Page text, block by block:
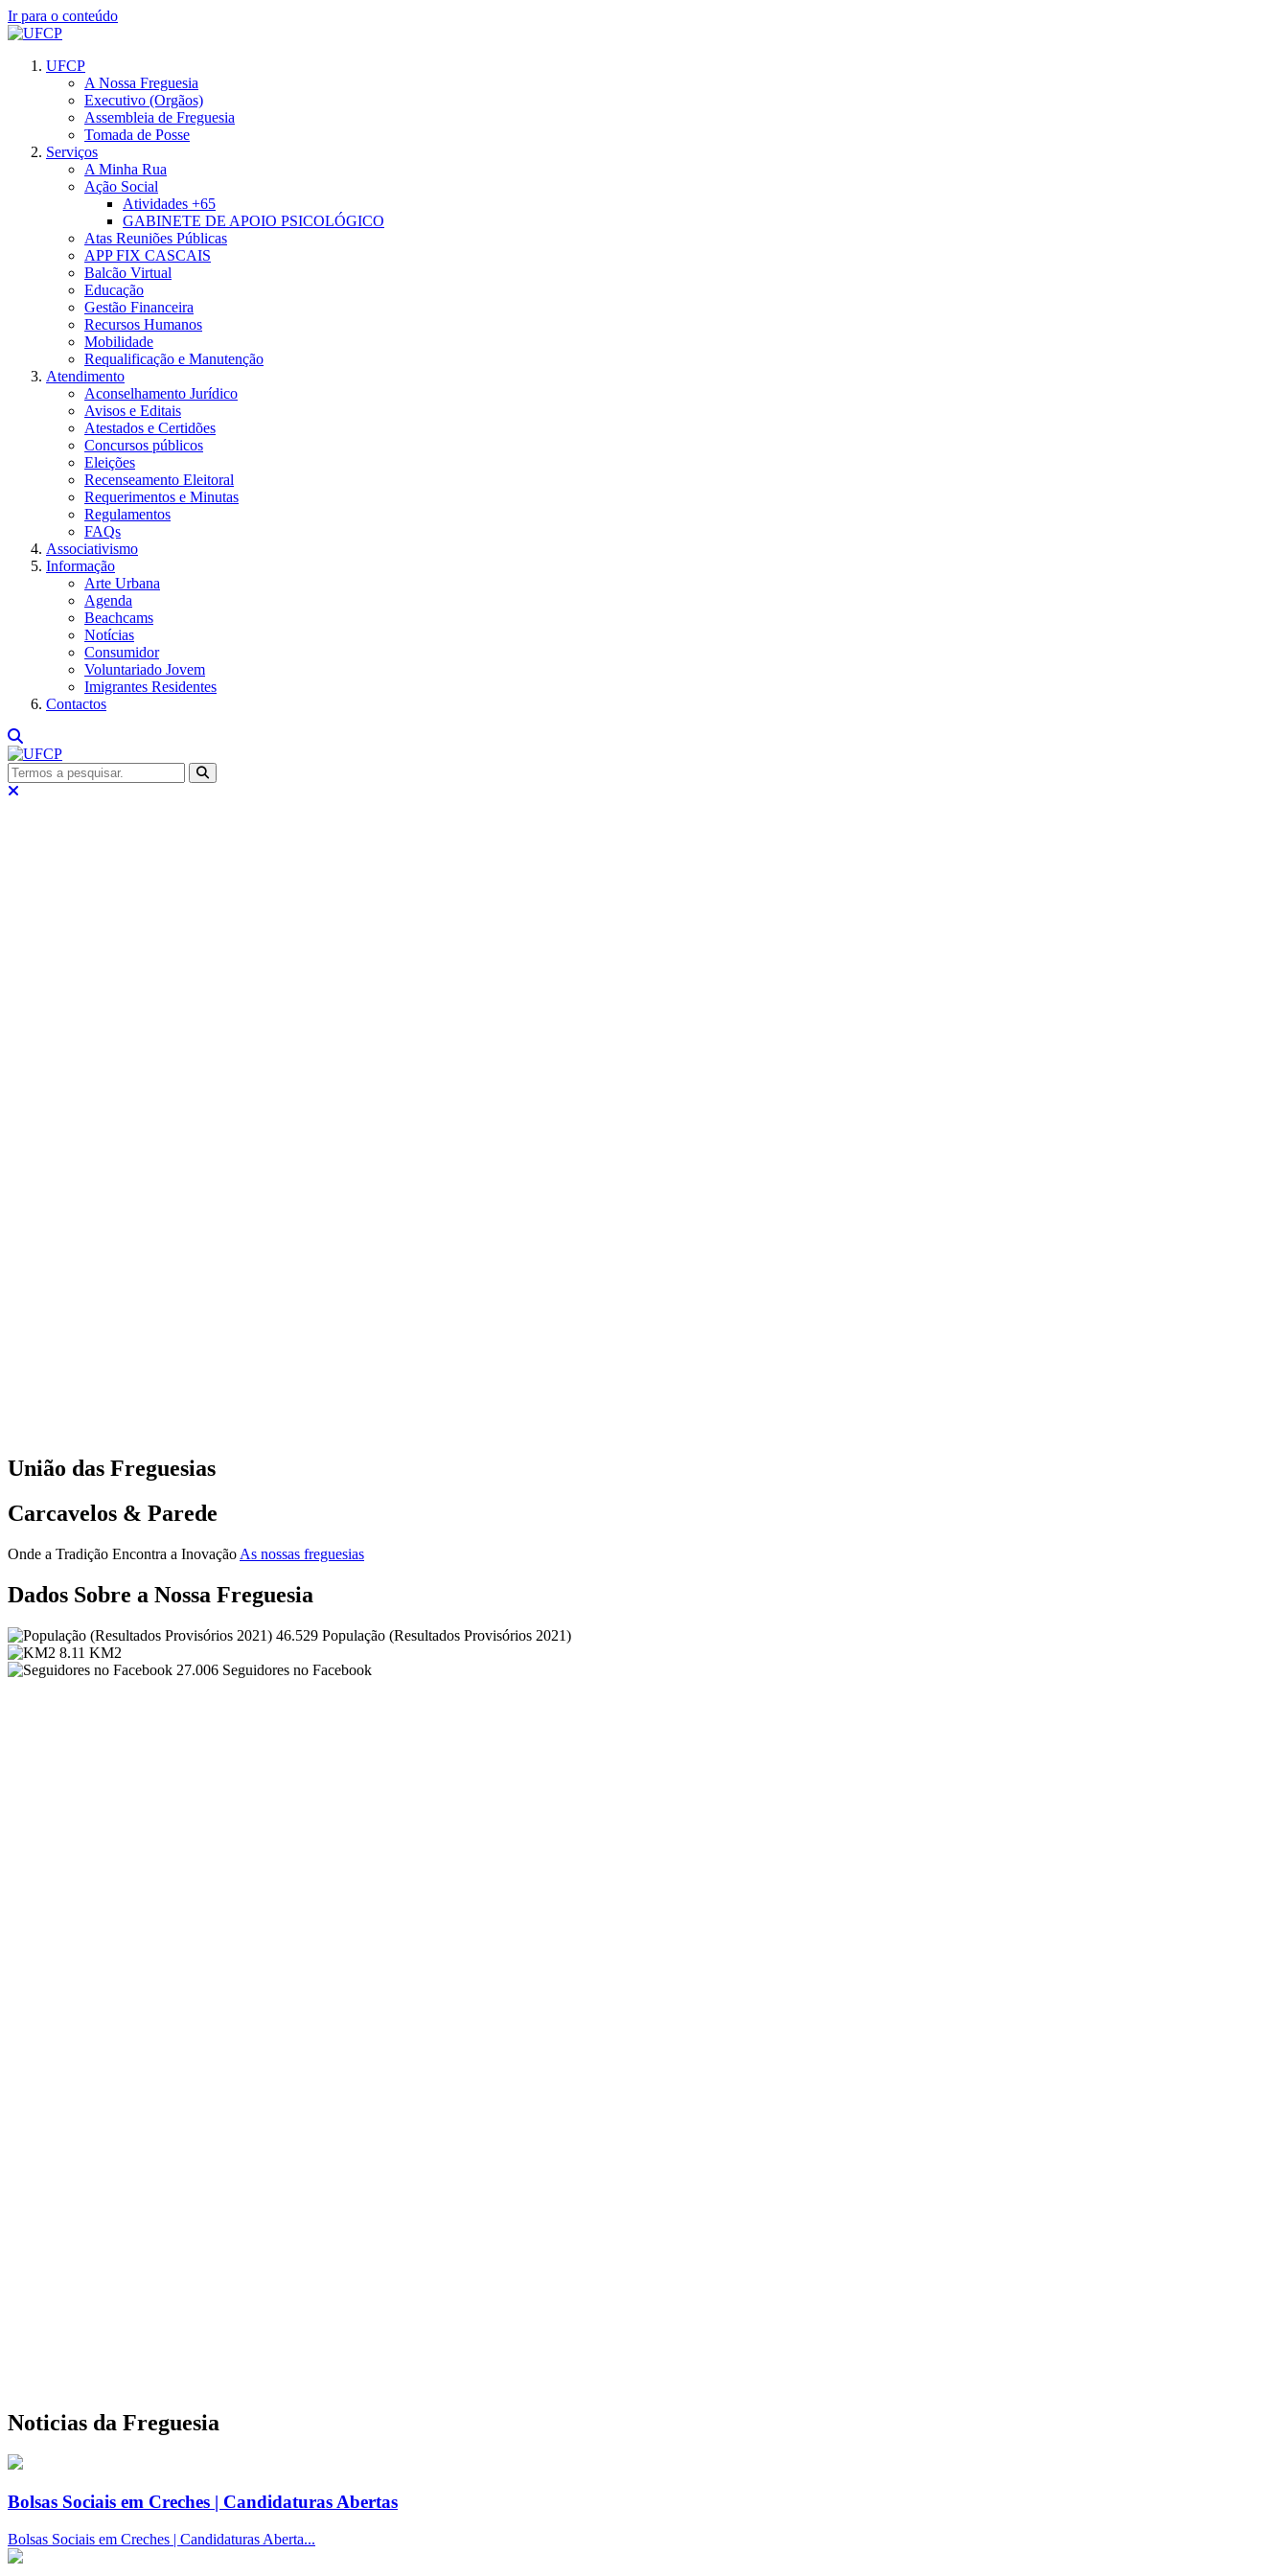
Ir para o conteúdo
UFCP
A Nossa Freguesia
Executivo (Orgãos)
Assembleia de Freguesia
Tomada de Posse
Serviços
A Minha Rua
Ação Social
Atividades +65
GABINETE DE APOIO PSICOLÓGICO
Atas Reuniões Públicas
APP FIX CASCAIS
Balcão Virtual
Educação
Gestão Financeira
Recursos Humanos
Mobilidade
Requalificação e Manutenção
Atendimento
Aconselhamento Jurídico
Avisos e Editais
Atestados e Certidões
Concursos públicos
Eleições
Recenseamento Eleitoral
Requerimentos e Minutas
Regulamentos
FAQs
Associativismo
Informação
Arte Urbana
Agenda
Beachcams
Notícias
Consumidor
Voluntariado Jovem
Imigrantes Residentes
Contactos
União das Freguesias
Carcavelos & Parede
Onde a Tradição Encontra a Inovação As nossas freguesias
Dados Sobre a Nossa Freguesia
46.529 População (Resultados Provisórios 2021)
8.11 KM2
27.006 Seguidores no Facebook
Noticias da Freguesia
Bolsas Sociais em Creches | Candidaturas Abertas
Bolsas Sociais em Creches | Candidaturas Aberta...